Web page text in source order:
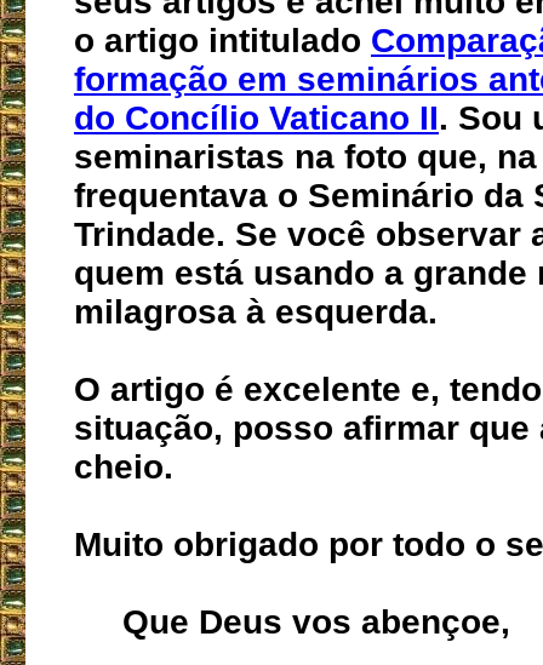
o artigo intitulado
formação em seminários
do Concílio Vaticano II. Sou
seminaristas na foto que,
frequentava o Seminário da
Trindade. Se você observar
quem está usando a grande
milagrosa à esquerda.
O artigo é excelente e,
situação, posso afirmar que
cheio.
Muito obrigado por todo o
Que Deus vos abençoe,